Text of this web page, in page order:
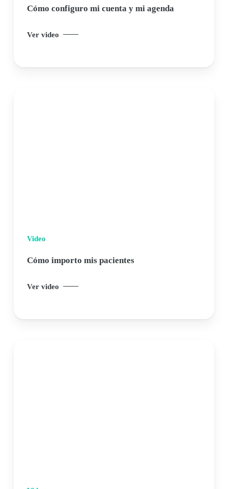
Cómo configuro mi cuenta y mi agenda
Ver video
Video
Cómo importo mis pacientes
Ver video